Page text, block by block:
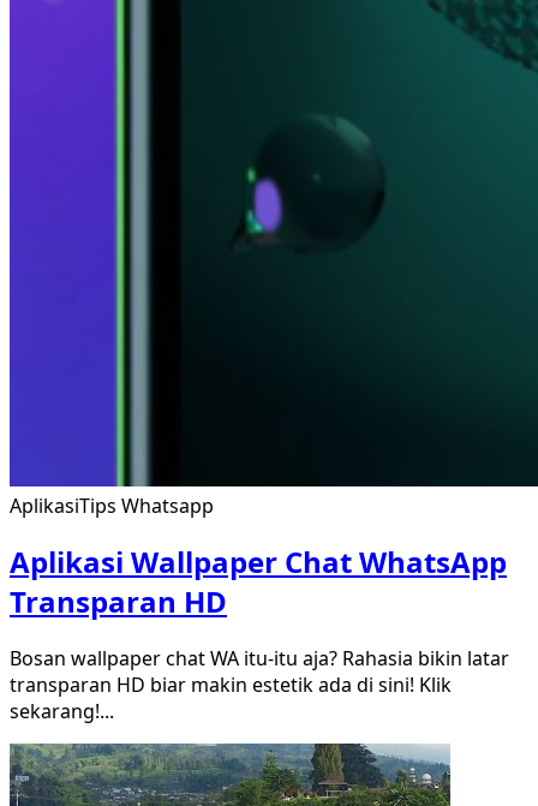
AplikasiTips Whatsapp
Aplikasi Wallpaper Chat WhatsApp
Transparan HD
Bosan wallpaper chat WA itu-itu aja? Rahasia bikin latar
transparan HD biar makin estetik ada di sini! Klik
sekarang!...